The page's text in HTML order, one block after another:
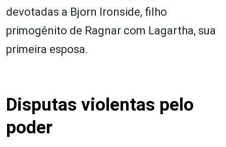
devotadas a Bjorn Ironside, filho
primogênito de Ragnar com Lagartha, sua
primeira esposa.
Disputas violentas pelo
poder